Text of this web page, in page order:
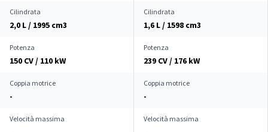
Cilindrata
2,0 L / 1995 cm3
Cilindrata
1,6 L / 1598 cm3
Potenza
150 CV / 110 kW
Potenza
239 CV / 176 kW
Coppia motrice
-
Coppia motrice
-
Velocità massima Velocità massima